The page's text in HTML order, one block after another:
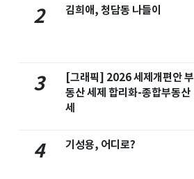
2 김희애, 청담동 나들이
3
[그래픽] 2026 세제개편안 부
동산 세제 합리화-종합부동산
세
4 기성용, 어디로?